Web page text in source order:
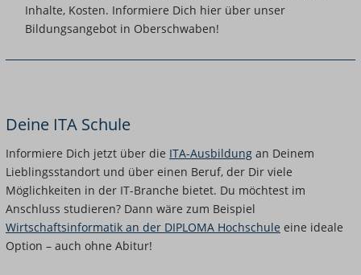
Inhalte, Kosten. Informiere Dich hier über unser
Bildungsangebot in Oberschwaben!
Deine ITA Schule
Informiere Dich jetzt über die ITA-Ausbildung an Deinem
Lieblingsstandort und über einen Beruf, der Dir viele
Möglichkeiten in der IT-Branche bietet. Du möchtest im
Anschluss studieren? Dann wäre zum Beispiel
Wirtschaftsinformatik an der DIPLOMA Hochschule eine ideale
Option – auch ohne Abitur!